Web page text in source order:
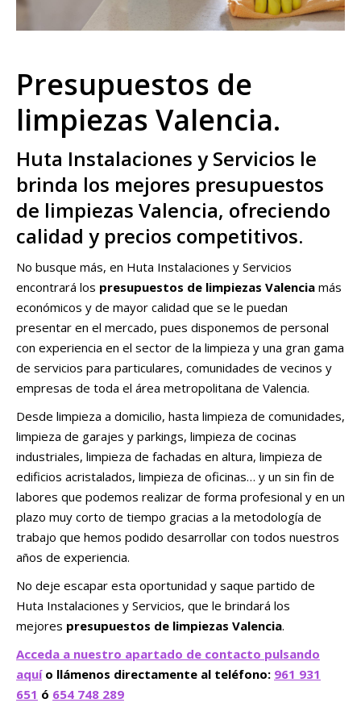
Presupuestos de
limpiezas Valencia.
Huta Instalaciones y Servicios le
brinda los mejores presupuestos
de limpiezas Valencia, ofreciendo
calidad y precios competitivos.
No busque más, en Huta Instalaciones y Servicios
encontrará los presupuestos de limpiezas Valencia más
económicos y de mayor calidad que se le puedan
presentar en el mercado, pues disponemos de personal
con experiencia en el sector de la limpieza y una gran gama
de servicios para particulares, comunidades de vecinos y
empresas de toda el área metropolitana de Valencia.
Desde limpieza a domicilio, hasta limpieza de comunidades,
limpieza de garajes y parkings, limpieza de cocinas
industriales, limpieza de fachadas en altura, limpieza de
edificios acristalados, limpieza de oficinas… y un sin fin de
labores que podemos realizar de forma profesional y en un
plazo muy corto de tiempo gracias a la metodología de
trabajo que hemos podido desarrollar con todos nuestros
años de experiencia.
No deje escapar esta oportunidad y saque partido de
Huta Instalaciones y Servicios, que le brindará los
mejores presupuestos de limpiezas Valencia.
Acceda a nuestro apartado de contacto pulsando
aquío llámenos directamente al teléfono: 961 931
651 ó 654 748 289